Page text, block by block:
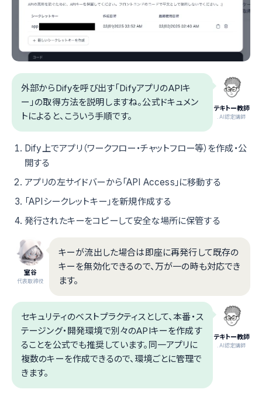
テキトー教師
.AI認定講師
外部からDifyを呼び出す「DifyアプリのAPIキ
ー」の取得方法を説明しますね。公式ドキュメン
トによると、こういう手順です。
Dify上でアプリ（ワークフロー・チャットフロー等）を作成・公
開する
アプリの左サイドバーから「API Access」に移動する
「APIシークレットキー」を新規作成する
発行されたキーをコピーして安全な場所に保管する
室谷
代表取締役
キーが流出した場合は即座に再発行して既存の
キーを無効化できるので、万が一の時も対応でき
ます。
テキトー教師
.AI認定講師
セキュリティのベストプラクティスとして、本番・ス
テージング・開発環境で別々のAPIキーを作成す
ることを公式でも推奨しています。同一アプリに
複数のキーを作成できるので、環境ごとに管理で
きます。